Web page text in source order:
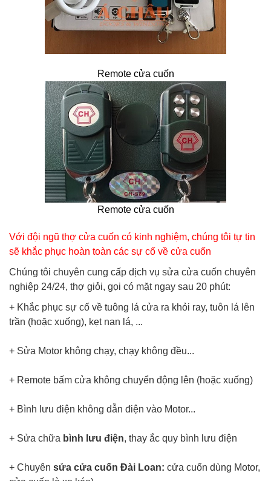
Remote cửa cuốn
Remote cửa cuốn
Với đội ngũ thợ cửa cuốn có kinh nghiệm, chúng tôi tự tin
sẽ khắc phục hoàn toàn các sự cố về cửa cuốn
Chúng tôi chuyên cung cấp dịch vụ sửa cửa cuốn chuyên
nghiệp 24/24, thợ giỏi, gọi có mặt ngay sau 20 phút:
+ Khắc phục sự cố về tuông lá cửa ra khỏi ray, tuôn lá lên
trần (hoặc xuống), kẹt nan lá, ...
+ Sửa Motor không chạy, chạy không đều...
+ Remote bấm cửa không chuyển động lên (hoặc xuống)
+ Bình lưu điện không dẫn điện vào Motor...
+ Sửa chữa bình lưu điện, thay ắc quy bình lưu điện
+ Chuyên sửa cửa cuốn Đài Loan: cửa cuốn dùng Motor,